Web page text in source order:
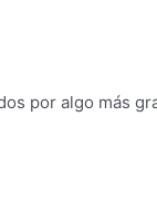
por algo más